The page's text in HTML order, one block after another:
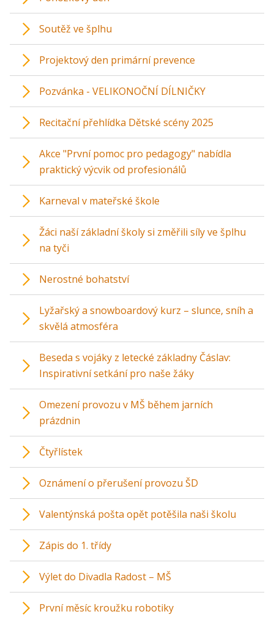
Soutěž ve šplhu
Projektový den primární prevence
Pozvánka - VELIKONOČNÍ DÍLNIČKY
Recitační přehlídka Dětské scény 2025
Akce "První pomoc pro pedagogy" nabídla
praktický výcvik od profesionálů
Karneval v mateřské škole
Žáci naší základní školy si změřili síly ve šplhu
na tyči
Nerostné bohatství
Lyžařský a snowboardový kurz – slunce, sníh a
skvělá atmosféra
Beseda s vojáky z letecké základny Čáslav:
Inspirativní setkání pro naše žáky
Omezení provozu v MŠ během jarních
prázdnin
Čtyřlístek
Oznámení o přerušení provozu ŠD
Valentýnská pošta opět potěšila naši školu
Zápis do 1. třídy
Výlet do Divadla Radost – MŠ
První měsíc kroužku robotiky